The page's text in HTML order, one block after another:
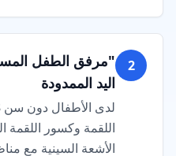
2
"مرفق الطفل
اليد الممدودة
اللقمة وكسور اللقمة
الأشعة السينية مع